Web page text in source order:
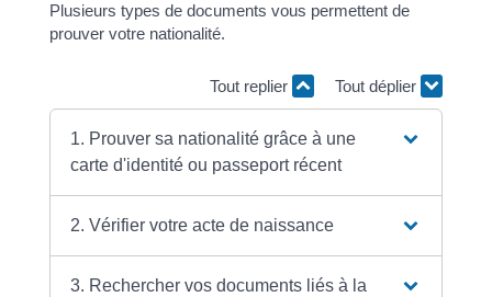
Plusieurs types de documents vous permettent de
prouver votre nationalité.
Tout replier Tout déplier
1. Prouver sa nationalité grâce à une
carte d'identité ou passeport récent
2. Vérifier votre acte de naissance
3. Rechercher vos documents liés à la